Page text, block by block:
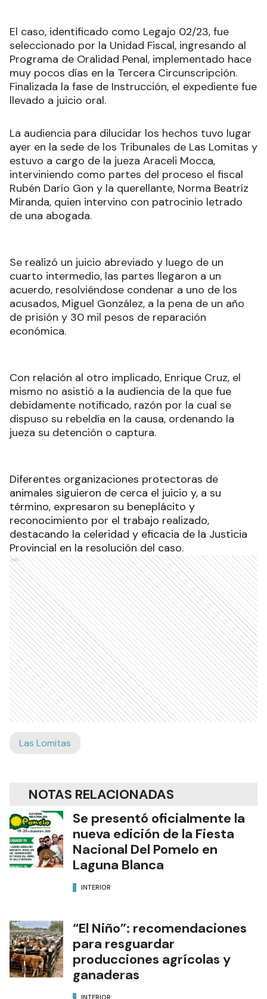
El caso, identificado como Legajo 02/23, fue
seleccionado por la Unidad Fiscal, ingresando al
Programa de Oralidad Penal, implementado hace
muy pocos días en la Tercera Circunscripción.
Finalizada la fase de Instrucción, el expediente fue
llevado a juicio oral.
La audiencia para dilucidar los hechos tuvo lugar
ayer en la sede de los Tribunales de Las Lomitas y
estuvo a cargo de la jueza Araceli Mocca,
interviniendo como partes del proceso el fiscal
Rubén Darío Gon y la querellante, Norma Beatríz
Miranda, quien intervino con patrocinio letrado
de una abogada.
Se realizó un juicio abreviado y luego de un
cuarto intermedio, las partes llegaron a un
acuerdo, resolviéndose condenar a uno de los
acusados, Miguel González, a la pena de un año
de prisión y 30 mil pesos de reparación
económica.
Con relación al otro implicado, Enrique Cruz, el
mismo no asistió a la audiencia de la que fue
debidamente notificado, razón por la cual se
dispuso su rebeldía en la causa, ordenando la
jueza su detención o captura.
Diferentes organizaciones protectoras de
animales siguieron de cerca el juicio y, a su
término, expresaron su beneplácito y
reconocimiento por el trabajo realizado,
destacando la celeridad y eficacia de la Justicia
Provincial en la resolución del caso.
Ads
Las Lomitas
NOTAS RELACIONADAS
Se presentó oficialmente la
nueva edición de la Fiesta
Nacional Del Pomelo en
Laguna Blanca
INTERIOR
“El Niño”: recomendaciones
para resguardar
producciones agrícolas y
ganaderas
INTERIOR